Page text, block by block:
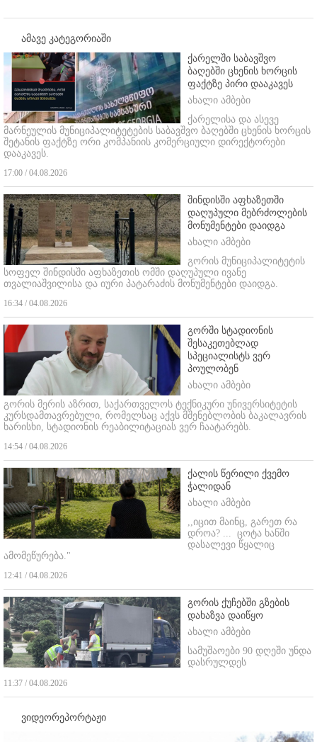
ამავე კატეგორიაში
ქარელში საბავშვო
ბაღებში ცხენის ხორცის
ფაქტზე პირი დააკავეს
ახალი ამბები
ქარელისა და ასევე
მარნეულის მუნიციპალიტეტების საბავშვო ბაღებში ცხენის ხორცის
შეტანის ფაქტზე ორი კომპანიის კომერციული დირექტორები
დააკავეს.
17:00 / 04.08.2026
შინდისში აფხაზეთში
დაღუპული მებრძოლების
მონუმენტები დაიდგა
ახალი ამბები
გორის მუნიციპალიტეტის
სოფელ შინდისში აფხაზეთის ომში დაღუპული ივანე
თვალიაშვილისა და იური პატარაძის მონუმენტები დაიდგა.
16:34 / 04.08.2026
გორში სტადიონის
შესაკეთებლად
სპეციალისტს ვერ
პოულობენ
ახალი ამბები
გორის მერის აზრით, საქართველოს ტექნიკური უნივერსიტეტის
კურსდამთავრებული, რომელსაც აქვს მშენებლობის ბაკალავრის
ხარისხი, სტადიონის რეაბილიტაციას ვერ ჩაატარებს.
14:54 / 04.08.2026
ქალის წერილი ქვემო
ჭალიდან
ახალი ამბები
,,იცით მაინც, გარეთ რა
დროა? ... ცოტა ხანში
დასალევი წყალიც
ამომეწურება."
12:41 / 04.08.2026
გორის ქუჩებში გზების
დახაზვა დაიწყო
ახალი ამბები
სამუშაოები 90 დღეში უნდა
დასრულდეს
11:37 / 04.08.2026
ვიდეორეპორტაჟი